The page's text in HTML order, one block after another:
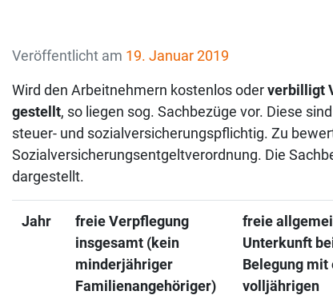
Veröffentlicht am 19. Januar 2019
Wird den Arbeitnehmern kostenlos oderverbilligt
gestellt, so liegen sog. Sachbezüge vor. Diese
steuer- und sozialversicherungspflichtig. Zu
Sozialversicherungsentgeltverordnung. Die
dargestellt.
Jahr
freie Verpflegung
insgesamt (kein
minderjähriger
Familienangehöriger)
freie
Unterkunft
Belegung mit
volljährigen